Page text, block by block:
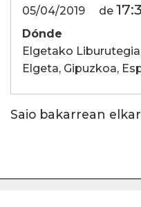
05/04/2019
de
Dónde
Elgetako
Elgeta, Gipuzkoa,
Saio bakarrean